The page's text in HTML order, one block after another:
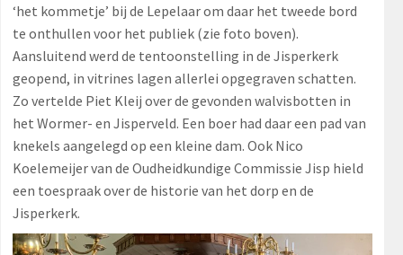
‘het kommetje’ bij de Lepelaar om daar het tweede bord
te onthullen voor het publiek (zie foto boven).
Aansluitend werd de tentoonstelling in de Jisperkerk
geopend, in vitrines lagen allerlei opgegraven schatten.
Zo vertelde Piet Kleij over de gevonden walvisbotten in
het Wormer- en Jisperveld. Een boer had daar een pad van
knekels aangelegd op een kleine dam. Ook Nico
Koelemeijer van de Oudheidkundige Commissie Jisp hield
een toespraak over de historie van het dorp en de
Jisperkerk.